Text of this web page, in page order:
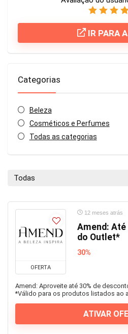
IR PARA
Categorias
Beleza
Cosméticos e Perfumes
Todas as categorias
Todas
OFERTA
12 meses atrás
Amend: Até
do Outlet*
30%
Amend: Aproveite até 30% de
*Válido para os produtos listados ao
ATIVAR